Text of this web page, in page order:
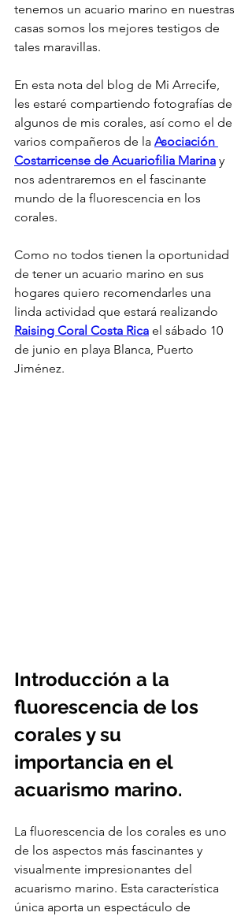
tenemos un acuario marino en nuestras
casas somos los mejores testigos de
tales maravillas.
En esta nota del blog de Mi Arrecife,
les estaré compartiendo fotografías de
algunos de mis corales, así como el de
varios compañeros de la Asociación
Costarricense de Acuariofilia Marina y
nos adentraremos en el fascinante
mundo de la fluorescencia en los
corales.
Como no todos tienen la oportunidad
de tener un acuario marino en sus
hogares quiero recomendarles una
linda actividad que estará realizando
Raising Coral Costa Rica el sábado 10
de junio en playa Blanca, Puerto
Jiménez.
Introducción a la
fluorescencia de los
corales y su
importancia en el
acuarismo marino.
La fluorescencia de los corales es uno
de los aspectos más fascinantes y
visualmente impresionantes del
acuarismo marino. Esta característica
única aporta un espectáculo de